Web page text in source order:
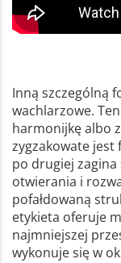
Inną szczególną
wachlarzowe.
harmonijkę albo
zygzakowate jest
po drugiej zagina
otwierania i
pofałdowaną
etykieta oferuje
najmniejszej
wykonuje się w